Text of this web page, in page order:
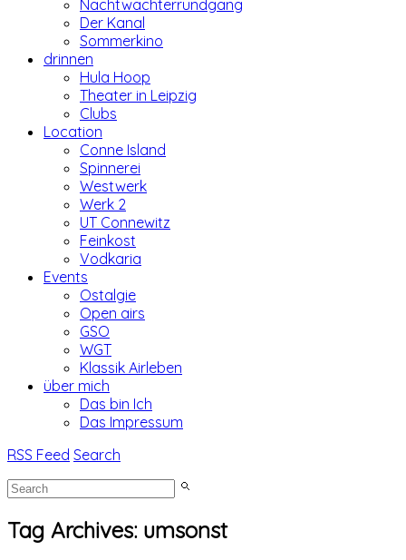
Nachtwächterrundgang
Der Kanal
Sommerkino
drinnen
Hula Hoop
Theater in Leipzig
Clubs
Location
Conne Island
Spinnerei
Westwerk
Werk 2
UT Connewitz
Feinkost
Vodkaria
Events
Ostalgie
Open airs
GSO
WGT
Klassik Airleben
über mich
Das bin Ich
Das Impressum
RSS Feed Search
Tag Archives: umsonst